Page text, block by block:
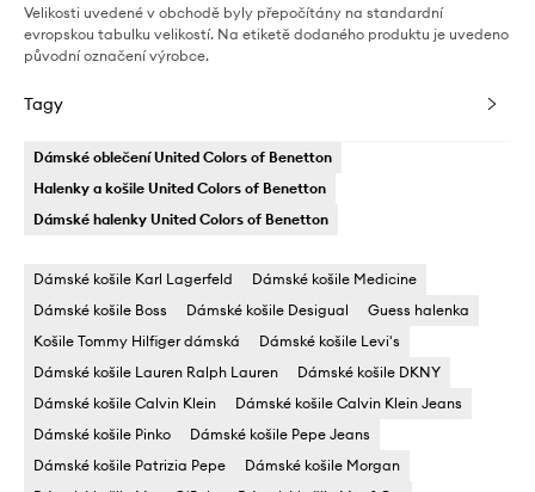
Velikosti uvedené v obchodě byly přepočítány na standardní
evropskou tabulku velikostí. Na etiketě dodaného produktu je uvedeno
původní označení výrobce.
Tagy
Dámské oblečení United Colors of Benetton
Halenky a košile United Colors of Benetton
Dámské halenky United Colors of Benetton
Dámské košile Karl Lagerfeld
Dámské košile Medicine
Dámské košile Boss
Dámské košile Desigual
Guess halenka
Košile Tommy Hilfiger dámská
Dámské košile Levi's
Dámské košile Lauren Ralph Lauren
Dámské košile DKNY
Dámské košile Calvin Klein
Dámské košile Calvin Klein Jeans
Dámské košile Pinko
Dámské košile Pepe Jeans
Dámské košile Patrizia Pepe
Dámské košile Morgan